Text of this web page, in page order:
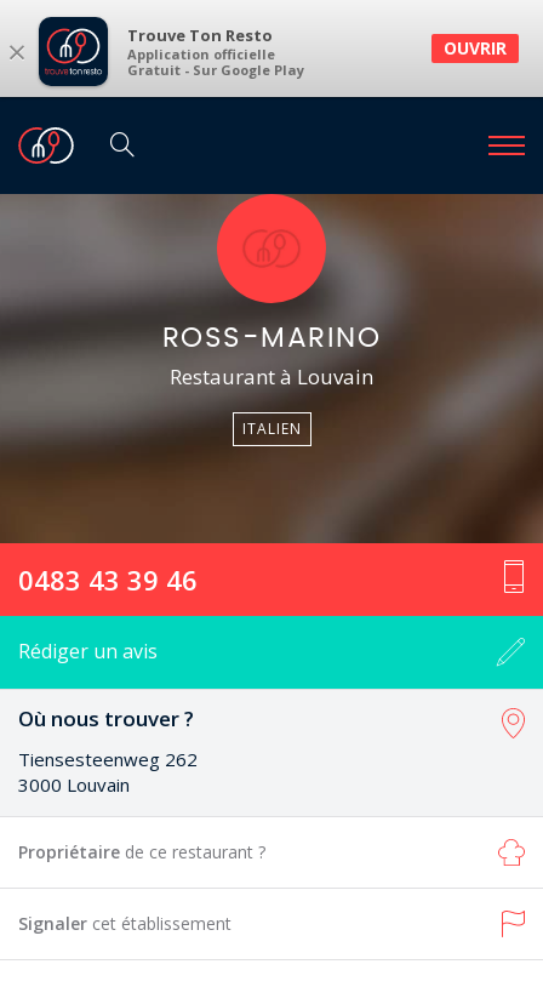
× Trouve Ton Resto
Application officielle
Gratuit - Sur Google Play
OUVRIR
ROSS-MARINO
Restaurant à Louvain
ITALIEN
0483 43 39 46
Rédiger un avis
Où nous trouver ?
Tiensesteenweg 262
3000 Louvain
Propriétaire de ce restaurant ?
Signaler cet établissement